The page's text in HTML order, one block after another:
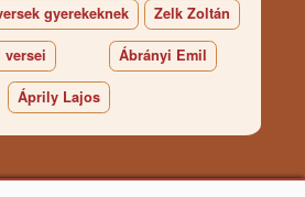
gyerekeknek Zelk Zoltán
versei Ábrányi Emil
Áprily Lajos